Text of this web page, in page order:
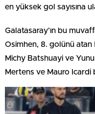
en yüksek gol sayısına
Galatasaray’ın bu
Osimhen, 8. golünü atan
Michy Batshuayi ve
Mertens ve Mauro Icardi